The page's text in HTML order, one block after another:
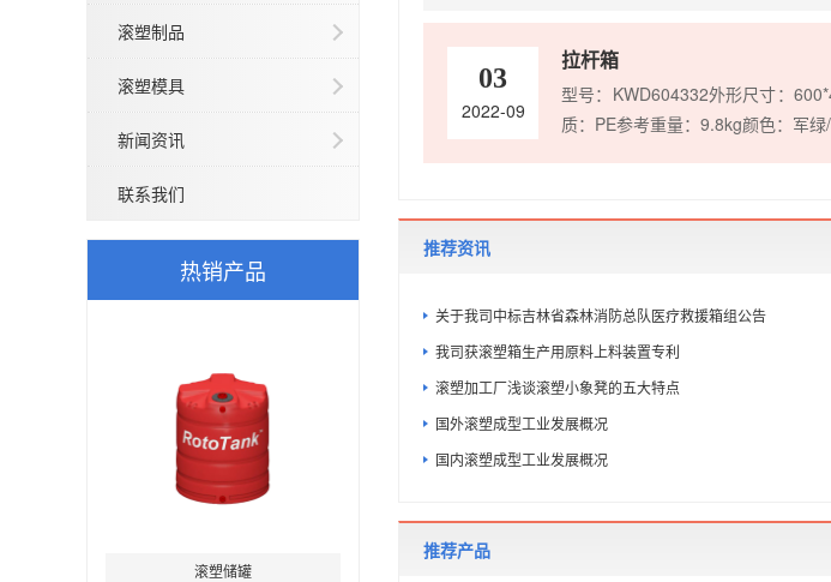
滚塑制品
滚塑模具
新闻资讯
联系我们
热销产品
滚塑储罐
03
2022-09
拉杆箱
型号：KWD604332外形尺寸：
质：PE参考重量：9.8kg颜色：军
推荐资讯
关于我司中标吉林省森林消防总队医疗救援箱组公告
我司获滚塑箱生产用原料上料装置专利
滚塑加工厂浅谈滚塑小象凳的五大特点
国外滚塑成型工业发展概况
国内滚塑成型工业发展概况
推荐产品